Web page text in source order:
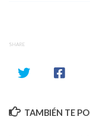
SHARE
TAMBIÉN TE